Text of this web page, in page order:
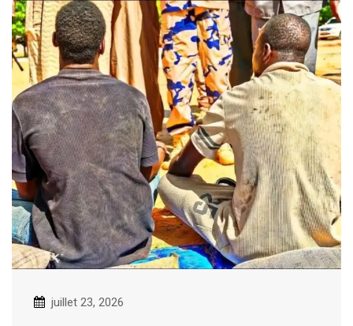
juillet 23, 2026